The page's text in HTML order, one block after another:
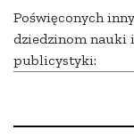
Poświęconych
dziedzinom nauki
publicystyki: